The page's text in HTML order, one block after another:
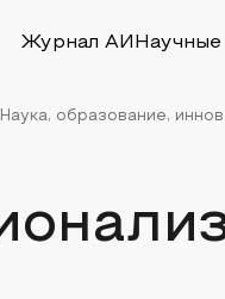
Журнал АИ
Наука, образование,